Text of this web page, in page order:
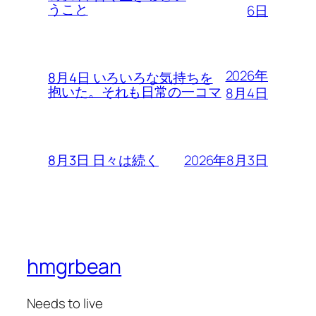
うこと
6日
8月4日 いろいろな気持ちを
抱いた。それも日常の一コマ
2026年
8月4日
8月3日 日々は続く 2026年8月3日
hmgrbean
Needs to live